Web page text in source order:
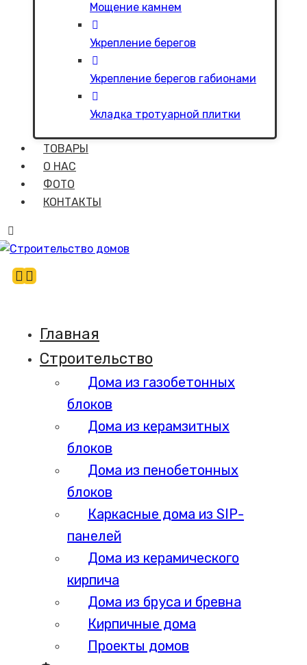
Мощение камнем
Укрепление берегов
Укрепление берегов габионами
Укладка тротуарной плитки
ТОВАРЫ
О НАС
ФОТО
КОНТАКТЫ
Главная
Строительство
Дома из газобетонных
блоков
Дома из керамзитных
блоков
Дома из пенобетонных
блоков
Каркасные дома из SIP-
панелей
Дома из керамического
кирпича
Дома из бруса и бревна
Кирпичные дома
Проекты домов